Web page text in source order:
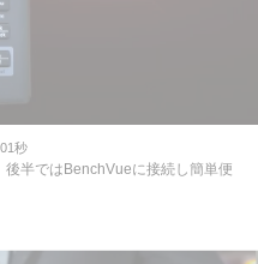
秒
半ではBenchVueに接続し簡単便